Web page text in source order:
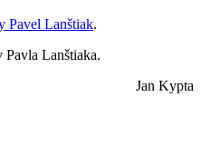
Pavel Lanštiak.
Pavla Lanštiaka.
Jan Kypta